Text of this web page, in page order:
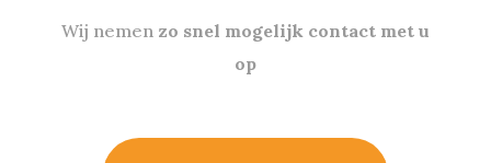
Wij nemen zo snel mogelijk contact met u
op